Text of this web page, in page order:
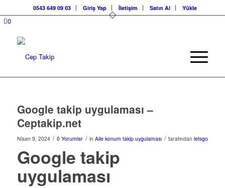
0543 649 09 03 Giriş Yap İletişim Satın Al Yükle
0
Google takip uygulaması –
Ceptakip.net
Nisan 9, 2024 / 0 Yorumlar / in Aile konum takip uygulaması / tarafından letsgo
Google takip
uygulaması